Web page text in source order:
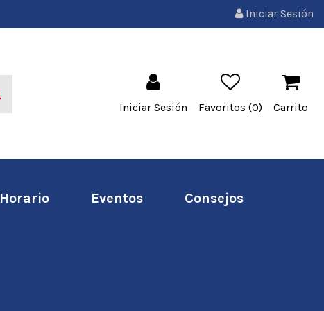
Iniciar Sesión
Iniciar Sesión Favoritos (0) Carrito
Horario Eventos Consejos